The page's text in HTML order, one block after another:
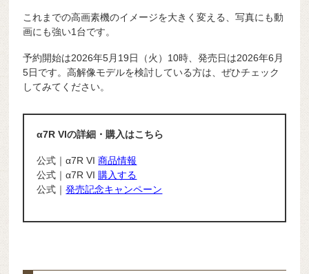
これまでの高画素機のイメージを大きく変える、写真にも動
画にも強い1台です。
予約開始は2026年5月19日（火）10時、発売日は2026年6月
5日です。高解像モデルを検討している方は、ぜひチェック
してみてください。
α7R VIの詳細・購入はこちら
公式｜α7R VI商品情報
公式｜α7R VI 購入する
公式｜発売記念キャンペーン